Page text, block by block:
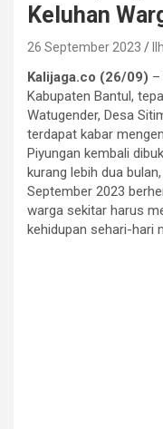
Keluhan
26 September 2023
Kalijaga.co (26/09) –
Kabupaten Bantul,
Watugender, Desa
terdapat kabar
Piyungan kembali
kurang lebih dua
September 2023
warga sekitar harus
kehidupan sehari-hari